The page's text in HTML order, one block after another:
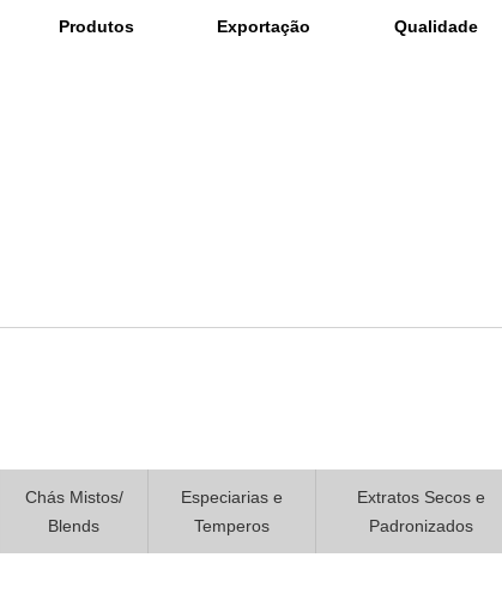
Produtos Exportação Qualidade
Chás Mistos/
Blends
Especiarias e
Temperos
Extratos Secos e
Padronizados